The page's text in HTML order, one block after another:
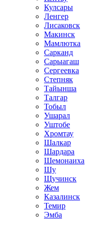
Кулсары
Ленгер
Лисаковск
Макинск
Мамлютка
Сарканд
Сарыагаш
Сергеевка
Степняк
Тайынша
Талгар
Тобыл
Ушарал
Уштобе
Хромтау
Шалкар
Шардара
Шемонаиха
Шу
Щучинск
Жем
Казалинск
Темир
Эмба